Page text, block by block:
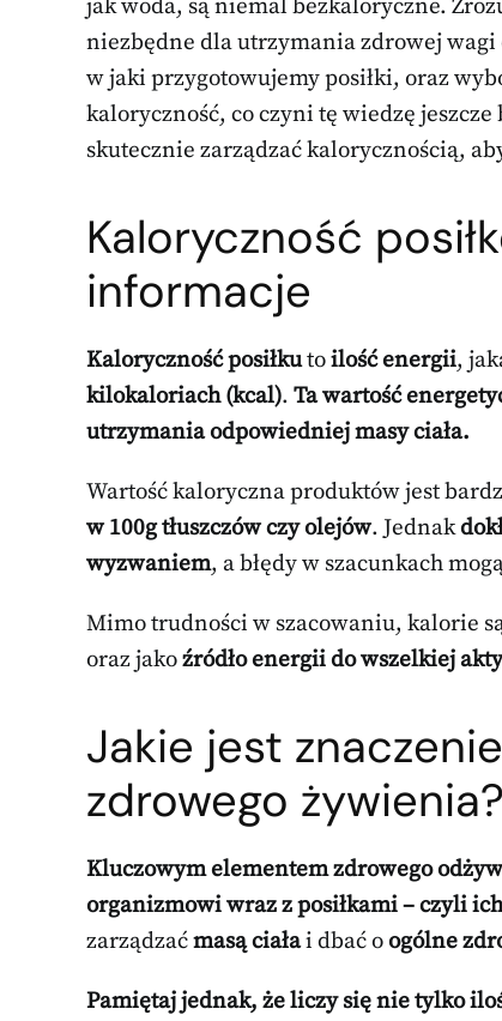
jak woda, są niemal bezkaloryczne.
niezbędne dla utrzymania zdrowej wagi
w jaki przygotowujemy posiłki, oraz
kaloryczność, co czyni tę wiedzę
skutecznie zarządzać kalorycznością,
Kaloryczność
informacje
Kaloryczność posiłkutoilość energii,
kilokaloriach (kcal). Ta wartość
utrzymania odpowiedniej masy ciała.
Wartość kaloryczna produktów jest
w 100g tłuszczów czy olejów. Jednak
wyzwaniem, a błędy w szacunkach
Mimo trudności w szacowaniu, kalorie
oraz jakoźródło energii do wszelkiej
Jakie jest
zdrowego żywienia?
Kluczowym elementem zdrowego
organizmowi wraz z posiłkami – czyli
zarządzaćmasą ciałai dbać oogólne
Pamiętaj jednak, że liczy się nie tylko